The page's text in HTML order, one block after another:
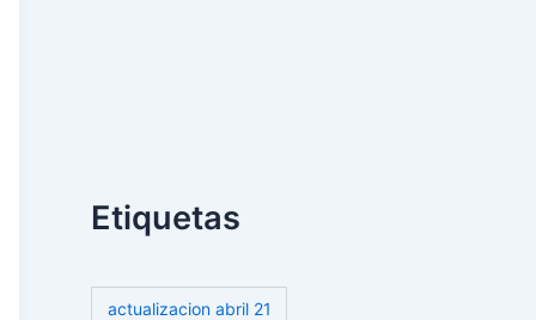
Etiquetas
actualizacion abril 21